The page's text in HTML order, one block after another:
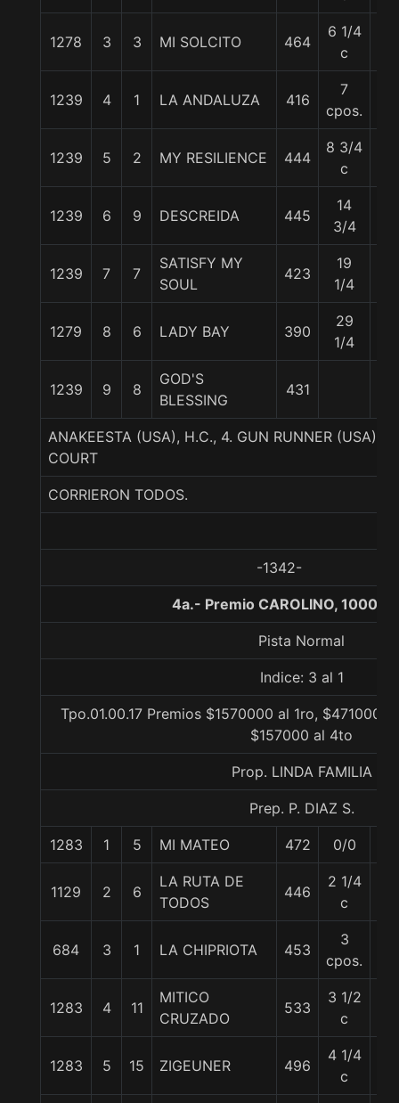
1278 3 3 MI SOLCITO 464
6 1/4
c
1239 4 1 LA ANDALUZA 416
7
cpos.
1239 5 2 MY RESILIENCE 444
8 3/4
c
1239 6 9 DESCREIDA 445
14
3/4
1239 7 7
SATISFY MY
SOUL
423
19
1/4
1279 8 6 LADY BAY 390
29
1/4
1239 9 8
GOD'S
BLESSING
431
ANAKEESTA (USA), H.C., 4. GUN RUNNER (USA)-
COURT
CORRIERON TODOS.
-1342-
4a.- Premio CAROLINO, 1000
Pista Normal
Indice: 3 al 1
Tpo.01.00.17 Premios $1570000 al 1ro, $471000
$157000 al 4to
Prop. LINDA FAMILIA
Prep. P. DIAZ S.
1283 1 5 MI MATEO 472 0/0
1129 2 6
LA RUTA DE
TODOS
446
2 1/4
c
684 3 1 LA CHIPRIOTA 453
3
cpos.
1283 4 11
MITICO
CRUZADO
533
3 1/2
c
1283 5 15 ZIGEUNER 496
4 1/4
c